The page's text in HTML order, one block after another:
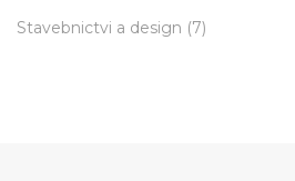
Stavebnictvi a design (7)